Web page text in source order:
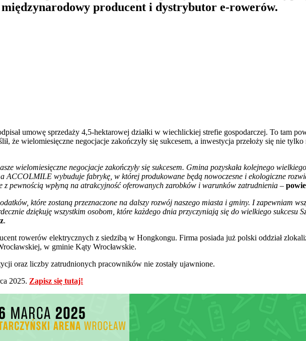
producent i dystrybutor e-rowerów.
umowę sprzedaży 4,5-hektarowej działki w wiechlickiej strefie gospodarczej. To tam
że wielomiesięczne negocjacje zakończyły się sukcesem, a inwestycja przełoży się nie
wielomiesięczne negocjacje zakończyły się sukcesem. Gmina pozyskała kolejnego
ACCOLMILE wybuduje fabrykę, w której produkowane będą nowoczesne i ekologiczne
z pewnością wpłyną na atrakcyjność oferowanych zarobków i warunków zatrudnienia –
które zostaną przeznaczone na dalszy rozwój naszego miasta i gminy. I zapewniam
dziękuję wszystkim osobom, które każdego dnia przyczyniają się do wielkiego sukcesu
.
rowerów elektrycznych z siedzibą w Hongkongu. Firma posiada już polski oddział
w gminie Kąty Wrocławskie.
oraz liczby zatrudnionych pracowników nie zostały ujawnione.
2025. Zapisz się tutaj!